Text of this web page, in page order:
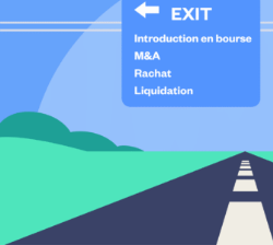
Augmentation de capital
SeedLegals & Avocats
Développer
Partagez le capital avec vos
BSA Advisor
Outils
Simulateur BSA Air
Anticipez votre dilution et vos
Guide - Levée de fonds early-stage
Découvrez les étapes clés de la levée de
50 vidéos d'experts pour financer votre